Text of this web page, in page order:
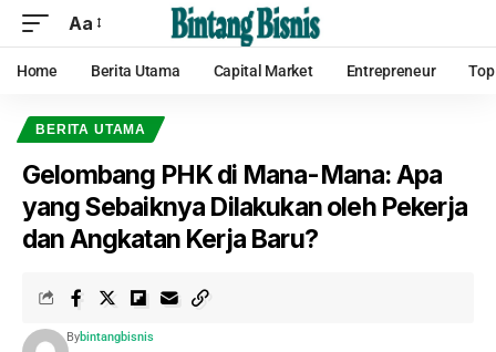
Aa
Home Berita Utama Capital Market Entrepreneur
BERITA UTAMA
Gelombang PHK di Mana-Mana: Apa
yang Sebaiknya Dilakukan oleh Pekerja
dan Angkatan Kerja Baru?
Bybintangbisnis